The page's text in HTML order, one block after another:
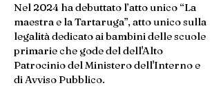
Nel 2024 ha debuttato l’atto unico “La
maestra e la Tartaruga”, atto unico sulla
legalità dedicato ai bambini delle scuole
primarie che gode del dell'Alto
Patrocinio del Ministero dell'Interno e
di Avviso Pubblico.